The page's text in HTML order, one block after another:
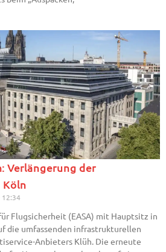
Verlängerung der
Köln
12:34
Flugsicherheit (EASA) mit Hauptsitz in
die umfassenden infrastrukturellen
Anbieters Klüh. Die erneute